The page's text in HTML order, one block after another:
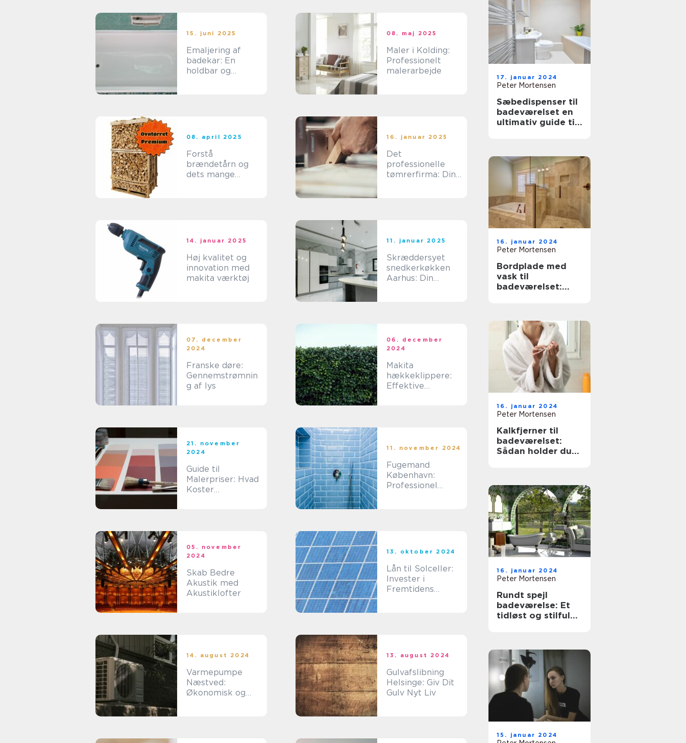
15. juni 2025
Emaljering af
badekar: En
holdbar og
08. maj 2025
Maler i Kolding:
Professionelt
malerarbejde
08. april 2025
Forstå
brændetårn og
dets mange
16. januar 2025
Det
professionelle
tømrerfirma: Din
14. januar 2025
Høj kvalitet og
innovation med
makita værktøj
11. januar 2025
Skræddersyet
snedkerkøkken
Aarhus: Din
07. december
2024
Franske døre:
Gennemstrømnin
g af lys
06. december
2024
Makita
hækkeklippere:
Effektive
21. november
2024
Guide til
Malerpriser: Hvad
Koster
11. november 2024
Fugemand
København:
Professionel
05. november
2024
Skab Bedre
Akustik med
Akustiklofter
13. oktober 2024
Lån til Solceller:
Invester i
Fremtidens
14. august 2024
Varmepumpe
Næstved:
Økonomisk og
13. august 2024
Gulvafslibning
Helsinge: Giv Dit
Gulv Nyt Liv
funktionalitet
17. januar 2024
Peter Mortensen
Sæbedispenser til
badeværelset en
ultimativ guide til
16. januar 2024
Peter Mortensen
Bordplade med
vask til
badeværelset:
æstetik
16. januar 2024
Peter Mortensen
Kalkfjerner til
badeværelset:
Sådan holder du
16. januar 2024
Peter Mortensen
Rundt spejl
badeværelse: Et
tidløst og stilfuldt
15. januar 2024